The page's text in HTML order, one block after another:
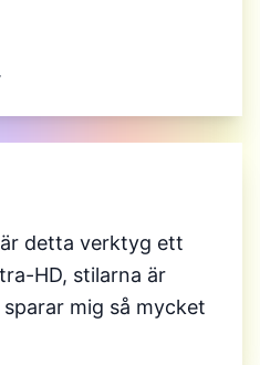
detta verktyg ett
HD, stilarna är
mig så mycket